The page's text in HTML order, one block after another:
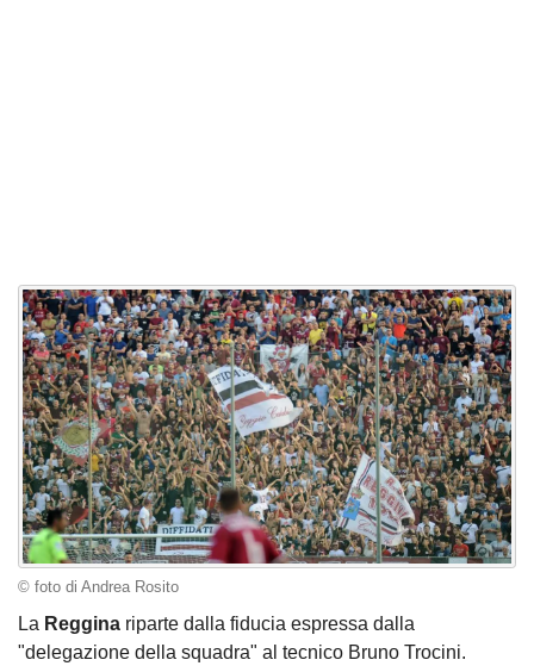
© foto di Andrea Rosito
La Reggina riparte dalla fiducia espressa dalla
"delegazione della squadra" al tecnico Bruno Trocini.